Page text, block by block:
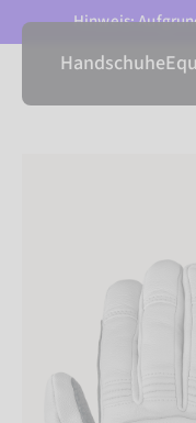
Hinweis:
Handschuhe